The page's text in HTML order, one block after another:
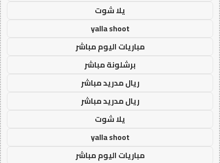
يلا شوت
yalla shoot
مباريات اليوم مباشر
برشلونة مباشر
ريال مدريد مباشر
ريال مدريد مباشر
يلا شوت
yalla shoot
مباريات اليوم مباشر